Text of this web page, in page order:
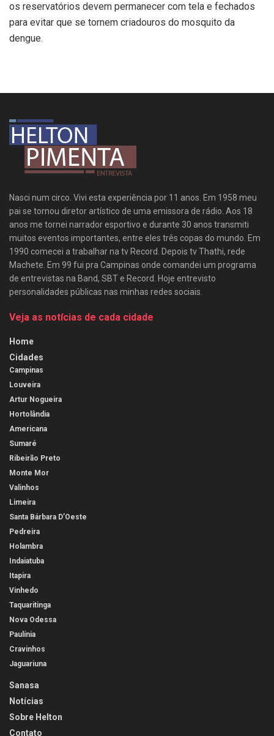
os reservatórios devem permanecer com tela e fechados
para evitar que se tornem criadouros do mosquito da
dengue.
Nasci num circo. Vivi esta experiência por 11 anos. Em 1958 meu
pai se tornou diretor artístico de uma emissora de rádio. Aos 18
anos me tornei narrador esportivo e durante 30 anos transmiti
muitos eventos importantes, entre eles três copas do mundo. Em
1990 comecei a trabalhar na tv Record. Depois tv Thathi, rede
Machete. Em 99 fui pra Campinas onde comandei um programa
de entrevistas na Band, SBT e Record. Hoje entrevisto
personalidades públicas nas minhas redes sociais.
Veja as notícias de cada cidade
Home
Cidades
Campinas
Louveira
Artur Nogueira
Hortolândia
Americana
Sumaré
Ribeirão Preto
Monte Mor
Valinhos
Limeira
Santa Bárbara D’Oeste
Pedreira
Holambra
Indaiatuba
Itapira
Vinhedo
Taquaritinga
Nova Odessa
Paulínia
Cravinhos
Jaguariuna
Sanasa
Notícias
Sobre Helton
Contato